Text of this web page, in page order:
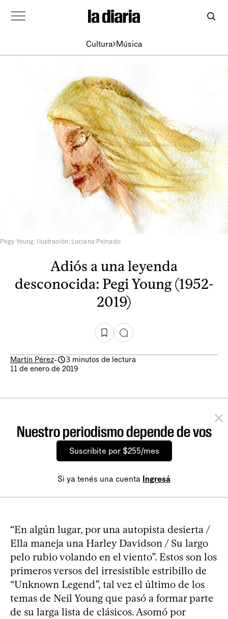
Cultura Música
Pegy Young. Ilustración: Luciana Peinado
Adiós a una leyenda
desconocida: Pegi Young (1952-
2019)
Martín Pérez-
3 minutos de lectura
11 de enero de 2019
Nuestro periodismo depende de vos
Suscribite por $255/mes
Si ya tenés una cuenta Ingresá
“En algún lugar, por una autopista desierta /
Ella maneja una Harley Davidson / Su largo
pelo rubio volando en el viento”. Estos son los
primeros versos del irresistible estribillo de
“Unknown Legend”, tal vez el último de los
temas de Neil Young que pasó a formar parte
de su larga lista de clásicos. Asomó por